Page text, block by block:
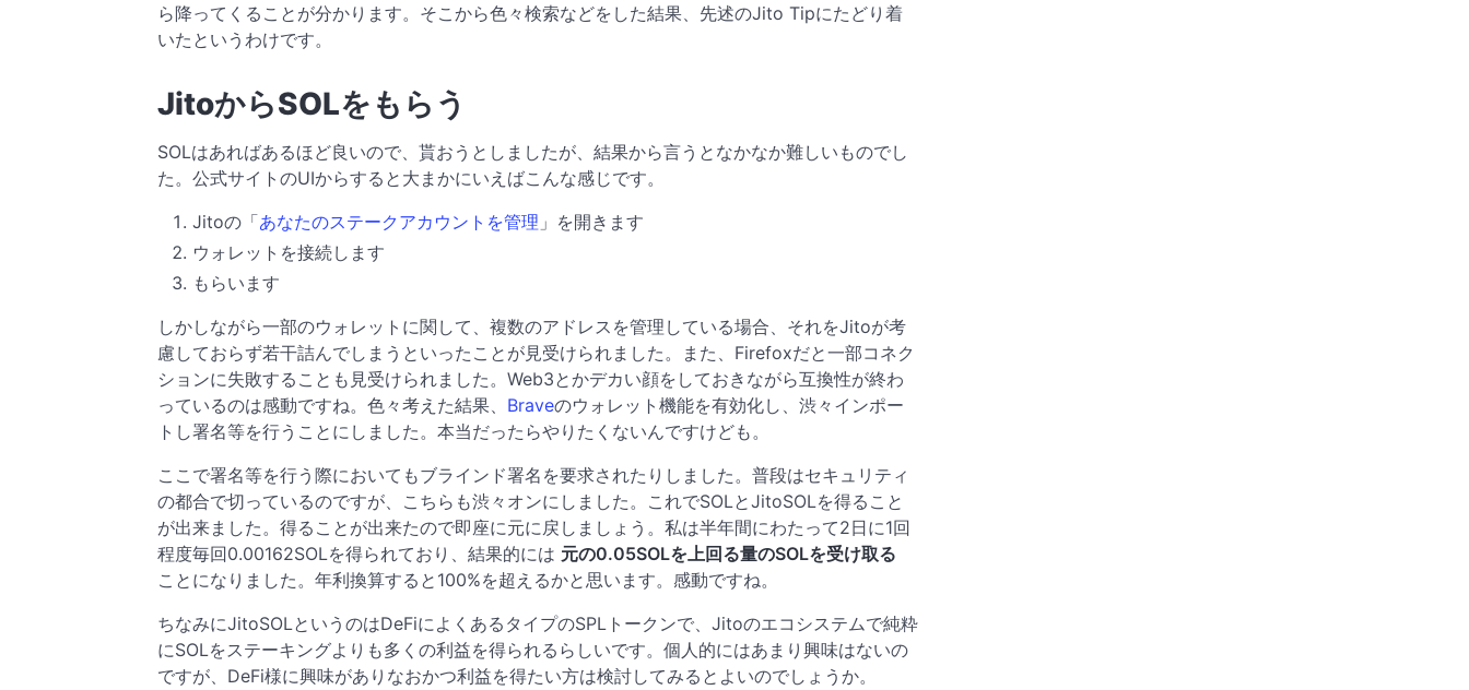
ら降ってくることが分かります。そこから色々検索などをした結果、先述のJito Tipにたどり着
いたというわけです。
JitoからSOLをもらう
SOLはあればあるほど良いので、貰おうとしましたが、結果から言うとなかなか難しいものでし
た。公式サイトのUIからすると大まかにいえばこんな感じです。
Jitoの「あなたのステークアカウントを管理 」を開きます
ウォレットを接続します
もらいます
しかしながら一部のウォレットに関して、複数のアドレスを管理している場合、それをJitoが考
慮しておらず若干詰んでしまうといったことが見受けられました。また、Firefoxだと一部コネク
ションに失敗することも見受けられました。Web3とかデカい顔をしておきながら互換性が終わ
っているのは感動ですね。色々考えた結果、 Braveのウォレット機能を有効化し、渋々インポー
トし署名等を行うことにしました。本当だったらやりたくないんですけども。
ここで署名等を行う際においてもブラインド署名を要求されたりしました。普段はセキュリティ
の都合で切っているのですが、こちらも渋々オンにしました。これでSOLとJitoSOLを得ること
が出来ました。得ることが出来たので即座に元に戻しましょう。私は半年間にわたって2日に1回
程度毎回0.00162SOLを得られており、結果的には 元の0.05SOLを上回る量のSOLを受け取る
ことになりました。年利換算すると100%を超えるかと思います。感動ですね。
ちなみにJitoSOLというのはDeFiによくあるタイプのSPLトークンで、Jitoのエコシステムで純粋
にSOLをステーキングよりも多くの利益を得られるらしいです。個人的にはあまり興味はないの
ですが、DeFi様に興味がありなおかつ利益を得たい方は検討してみるとよいのでしょうか。